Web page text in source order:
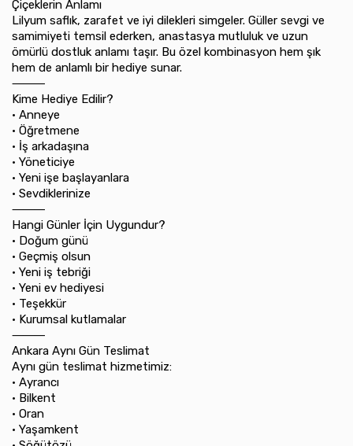
Çiçeklerin Anlamı
Lilyum saflık, zarafet ve iyi dilekleri simgeler. Güller sevgi ve
samimiyeti temsil ederken, anastasya mutluluk ve uzun
ömürlü dostluk anlamı taşır. Bu özel kombinasyon hem şık
hem de anlamlı bir hediye sunar.
⸻
Kime Hediye Edilir?
•⁠ ⁠Anneye
•⁠ ⁠Öğretmene
•⁠ ⁠İş arkadaşına
•⁠ ⁠Yöneticiye
•⁠ ⁠Yeni işe başlayanlara
•⁠ ⁠Sevdiklerinize
⸻
Hangi Günler İçin Uygundur?
•⁠ ⁠Doğum günü
•⁠ ⁠Geçmiş olsun
•⁠ ⁠Yeni iş tebriği
•⁠ ⁠Yeni ev hediyesi
•⁠ ⁠Teşekkür
•⁠ ⁠Kurumsal kutlamalar
⸻
Ankara Aynı Gün Teslimat
Aynı gün teslimat hizmetimiz:
•⁠ ⁠Ayrancı
•⁠ ⁠Bilkent
•⁠ ⁠Oran
•⁠ ⁠Yaşamkent